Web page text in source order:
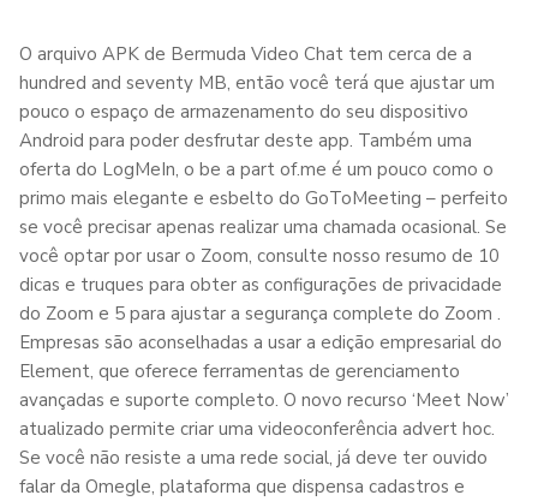
O arquivo APK de Bermuda Video Chat tem cerca de a
hundred and seventy MB, então você terá que ajustar um
pouco o espaço de armazenamento do seu dispositivo
Android para poder desfrutar deste app. Também uma
oferta do LogMeIn, o be a part of.me é um pouco como o
primo mais elegante e esbelto do GoToMeeting – perfeito
se você precisar apenas realizar uma chamada ocasional. Se
você optar por usar o Zoom, consulte nosso resumo de 10
dicas e truques para obter as configurações de privacidade
do Zoom e 5 para ajustar a segurança complete do Zoom .
Empresas são aconselhadas a usar a edição empresarial do
Element, que oferece ferramentas de gerenciamento
avançadas e suporte completo. O novo recurso ‘Meet Now’
atualizado permite criar uma videoconferência advert hoc.
Se você não resiste a uma rede social, já deve ter ouvido
falar da Omegle, plataforma que dispensa cadastros e